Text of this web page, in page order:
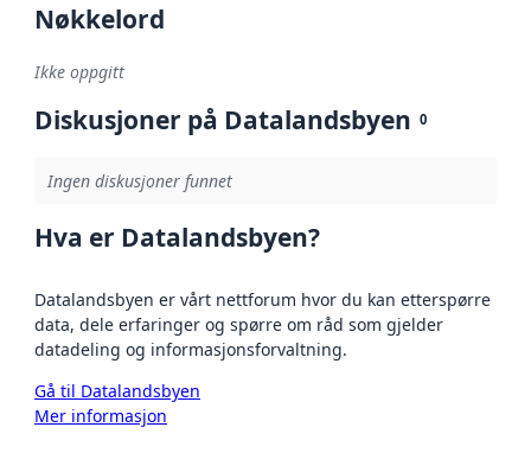
Nøkkelord
Ikke oppgitt
Diskusjoner på Datalandsbyen 0
Ingen diskusjoner funnet
Hva er Datalandsbyen?
Datalandsbyen er vårt nettforum hvor du kan etterspørre
data, dele erfaringer og spørre om råd som gjelder
datadeling og informasjonsforvaltning.
Gå til Datalandsbyen
Mer informasjon